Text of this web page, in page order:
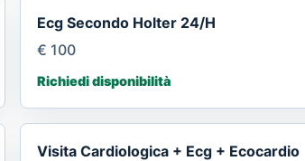
Ecg Secondo Holter 24/H
€ 100
Richiedi disponibilità
Visita Cardiologica + Ecg + Ecocardio